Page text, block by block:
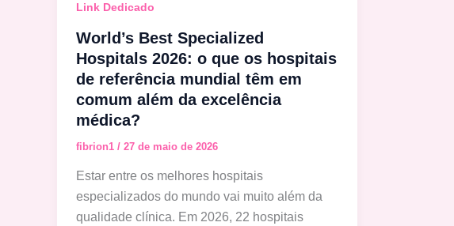
Link Dedicado
World’s Best Specialized
Hospitals 2026: o que os hospitais
de referência mundial têm em
comum além da excelência
médica?
fibrion1 / 27 de maio de 2026
Estar entre os melhores hospitais
especializados do mundo vai muito além da
qualidade clínica. Em 2026, 22 hospitais